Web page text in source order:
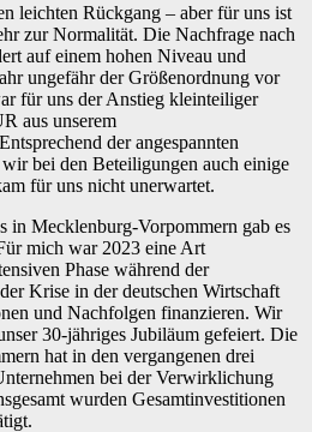
leichten Rückgang – aber für uns ist
zur Normalität. Die Nachfrage nach
auf einem hohen Niveau und
ungefähr der Größenordnung vor
für uns der Anstieg kleinteiliger
aus unserem
der angespannten
bei den Beteiligungen auch einige
für uns nicht unerwartet.
in Mecklenburg-Vorpommern gab es
mich war 2023 eine Art
Phase während der
Krise in der deutschen Wirtschaft
und Nachfolgen finanzieren. Wir
30-jähriges Jubiläum gefeiert. Die
hat in den vergangenen drei
bei der Verwirklichung
wurden Gesamtinvestitionen